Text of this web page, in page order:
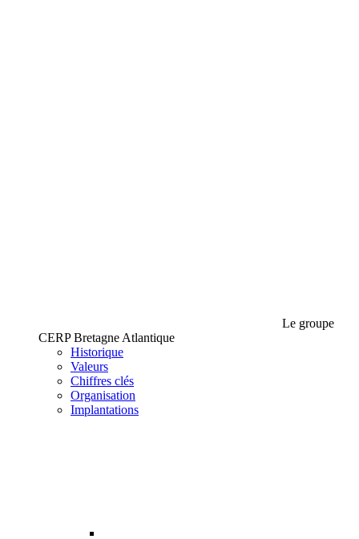
Le groupe
CERP Bretagne Atlantique
Historique
Valeurs
Chiffres clés
Organisation
Implantations